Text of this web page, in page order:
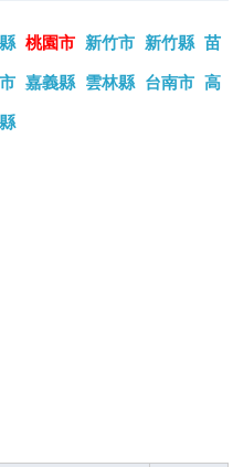
桃園市 新竹市 新竹縣 苗
嘉義縣 雲林縣 台南市 高